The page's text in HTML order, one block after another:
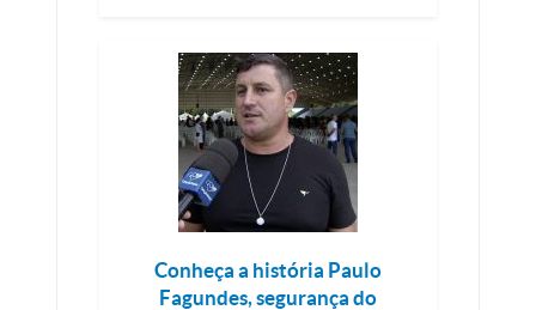
Conheça a história Paulo
Fagundes, segurança do